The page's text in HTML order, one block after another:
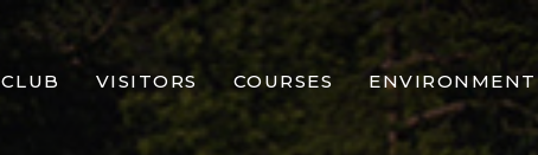
CLUB
WORDS FROM OUR CHAIRMAN
VISITORS
BECOME A MEMBER
COURSES
HARRY S. COLT
ENVIRONMENT